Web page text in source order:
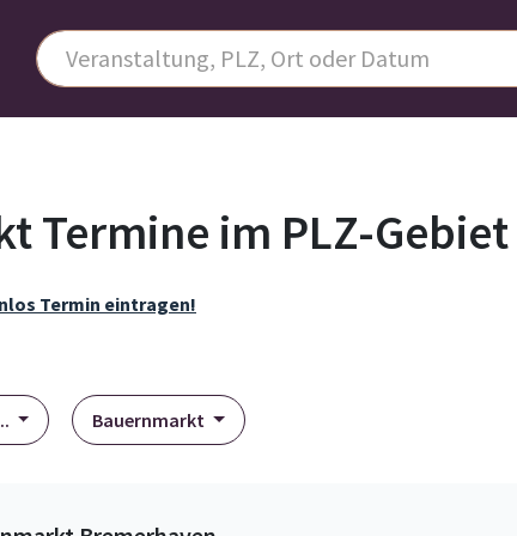
Termine im PLZ-
Termin eintragen!
Bauernmarkt